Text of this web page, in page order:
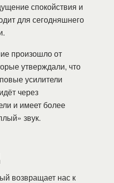
спокойствия и
для сегодняшнего
произошло от
утверждали, что
усилители
через
и имеет более
звук.
возвращает нас к